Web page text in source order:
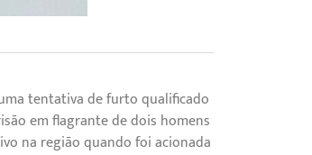
tentativa de furto qualificado
em flagrante de dois homens
na região quando foi acionada